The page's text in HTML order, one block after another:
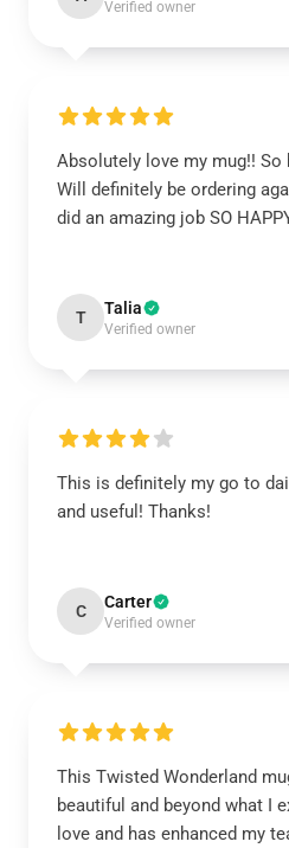
Verified owner
Absolutely love my mug!!
Will definitely be ordering
did an amazing job SO
T Talia
Verified owner
This is definitely my go to
and useful! Thanks!
C Carter
Verified owner
This Twisted Wonderland
beautiful and beyond what I
love and has enhanced my